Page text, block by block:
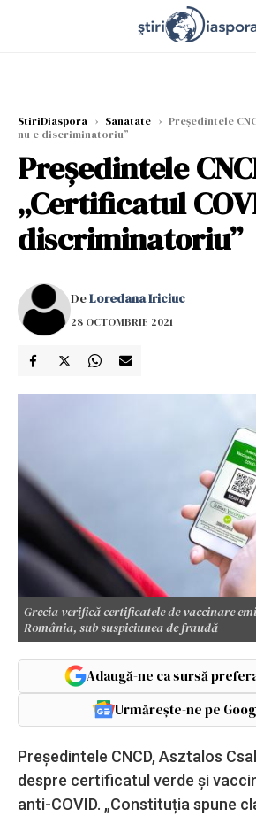
StiriDiaspora › Sanatate › Președintele
nu e discriminatoriu”
Președintele
„Certificatul
discriminatoriu”
DeLoredana Iriciuc
28 OCTOMBRIE 2021
Grecia verifică certificatele de vaccinare
România, sub suspiciunea de fraudă
Adaugă-ne ca sursă
Urmărește-ne pe
Președintele CNCD, Asztalos
despre certificatul verde și
anti-COVID. „Constituția spune